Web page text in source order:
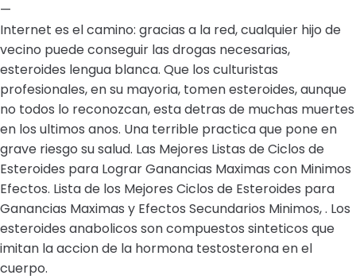
—
Internet es el camino: gracias a la red, cualquier hijo de
vecino puede conseguir las drogas necesarias,
esteroides lengua blanca. Que los culturistas
profesionales, en su mayoria, tomen esteroides, aunque
no todos lo reconozcan, esta detras de muchas muertes
en los ultimos anos. Una terrible practica que pone en
grave riesgo su salud. Las Mejores Listas de Ciclos de
Esteroides para Lograr Ganancias Maximas con Minimos
Efectos. Lista de los Mejores Ciclos de Esteroides para
Ganancias Maximas y Efectos Secundarios Minimos, . Los
esteroides anabolicos son compuestos sinteticos que
imitan la accion de la hormona testosterona en el
cuerpo.